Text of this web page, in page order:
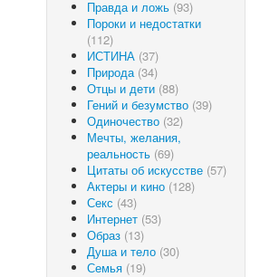
Правда и ложь (93)
Пороки и недостатки
(112)
ИСТИНА (37)
Природа (34)
Отцы и дети (88)
Гений и безумство (39)
Одиночество (32)
Мечты, желания,
реальность (69)
Цитаты об искусстве (57)
Актеры и кино (128)
Секс (43)
Интернет (53)
Образ (13)
Душа и тело (30)
Семья (19)